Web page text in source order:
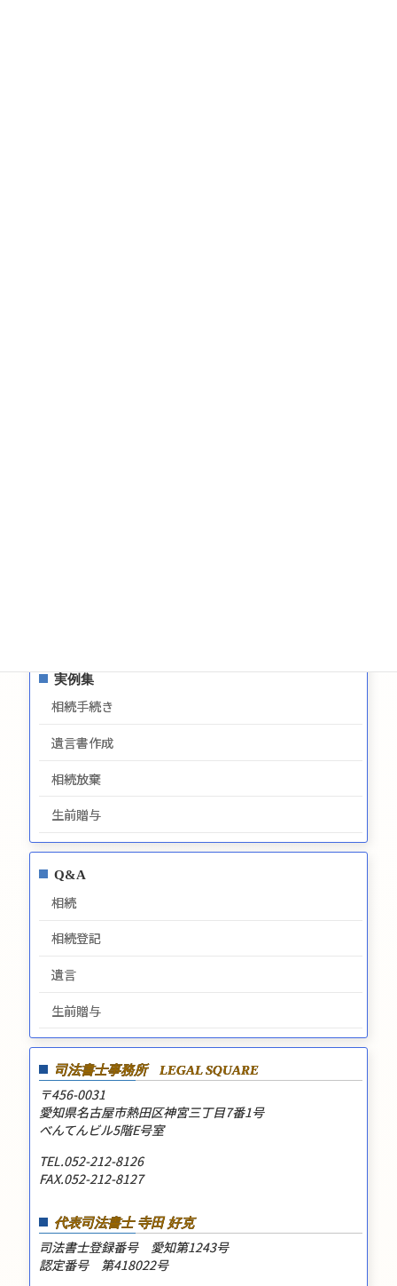
実例集
相続手続き
遺言書作成
相続放棄
生前贈与
Q&A
相続
相続登記
遺言
生前贈与
司法書士事務所 LEGAL SQUARE
〒456-0031
愛知県名古屋市熱田区神宮三丁目7番1号
べんてんビル5階E号室
TEL.052-212-8126
FAX.052-212-8127
代表司法書士 寺田 好克
司法書士登録番号 愛知第1243号
認定番号 第418022号